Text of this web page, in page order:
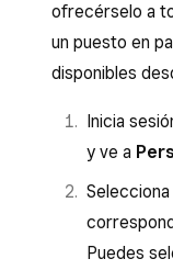
ofrecérselo a
un puesto en
disponibles
Inicia
y ve a
Puedes